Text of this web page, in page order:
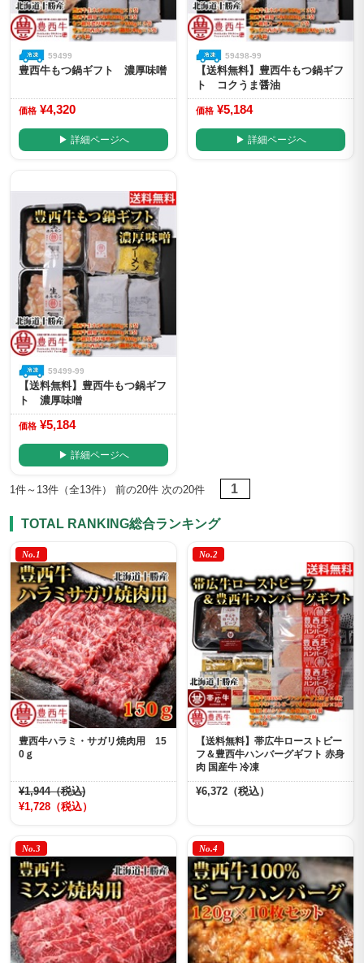
59499
豊西牛もつ鍋ギフト 濃厚味噌
価格 ¥4,320
▶ 詳細ページへ
59498-99
【送料無料】豊西牛もつ鍋ギフ
ト コクうま醤油
価格 ¥5,184
▶ 詳細ページへ
59499-99
【送料無料】豊西牛もつ鍋ギフ
ト 濃厚味噌
価格 ¥5,184
▶ 詳細ページへ
1件～13件（全13件） 前の20件 次の20件 1
TOTAL RANKING総合ランキング
No.1
豊西牛ハラミ・サガリ焼肉用 15
0ｇ
¥1,944（税込)
¥1,728（税込）
No.2
【送料無料】帯広牛ローストビー
フ＆豊西牛ハンバーグギフト 赤身
肉 国産牛 冷凍
¥6,372（税込）
No.3 No.4